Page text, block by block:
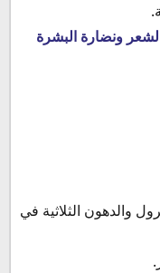
ونضارة البشرة
والدهون الثلاثية في